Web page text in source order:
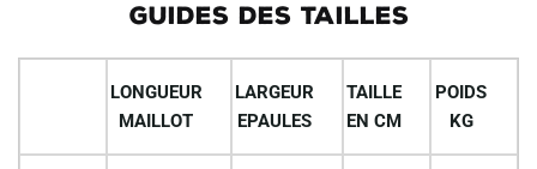
GUIDES DES TAILLES
LONGUEUR
MAILLOT
LARGEUR
EPAULES
TAILLE
EN CM
POIDS
KG